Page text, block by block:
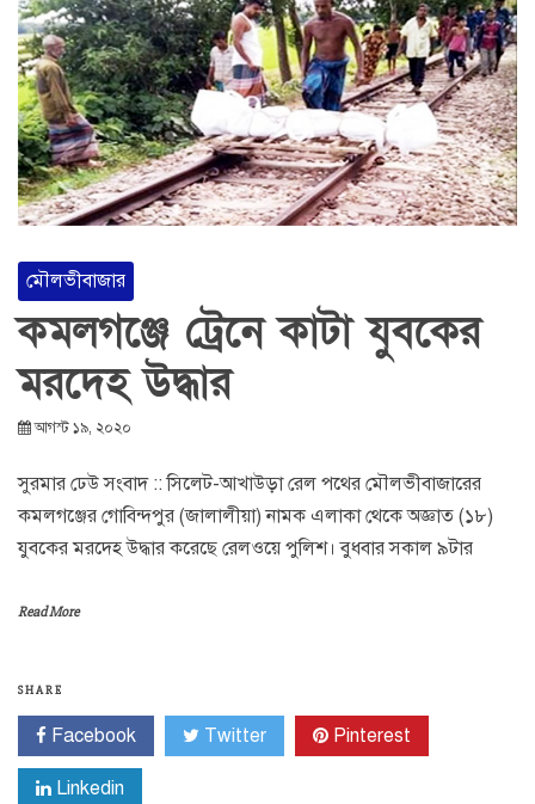
মৌলভীবাজার
কমলগঞ্জে ট্রেনে কাটা যুবকের
মরদেহ উদ্ধার
আগস্ট ১৯, ২০২০
সুরমার ঢেউ সংবাদ :: সিলেট-আখাউড়া রেল পথের মৌলভীবাজারের
কমলগঞ্জের গোবিন্দপুর (জালালীয়া) নামক এলাকা থেকে অজ্ঞাত (১৮)
যুবকের মরদেহ উদ্ধার করেছে রেলওয়ে পুলিশ। বুধবার সকাল ৯টার
Read More
SHARE
Facebook Twitter Pinterest
Linkedin